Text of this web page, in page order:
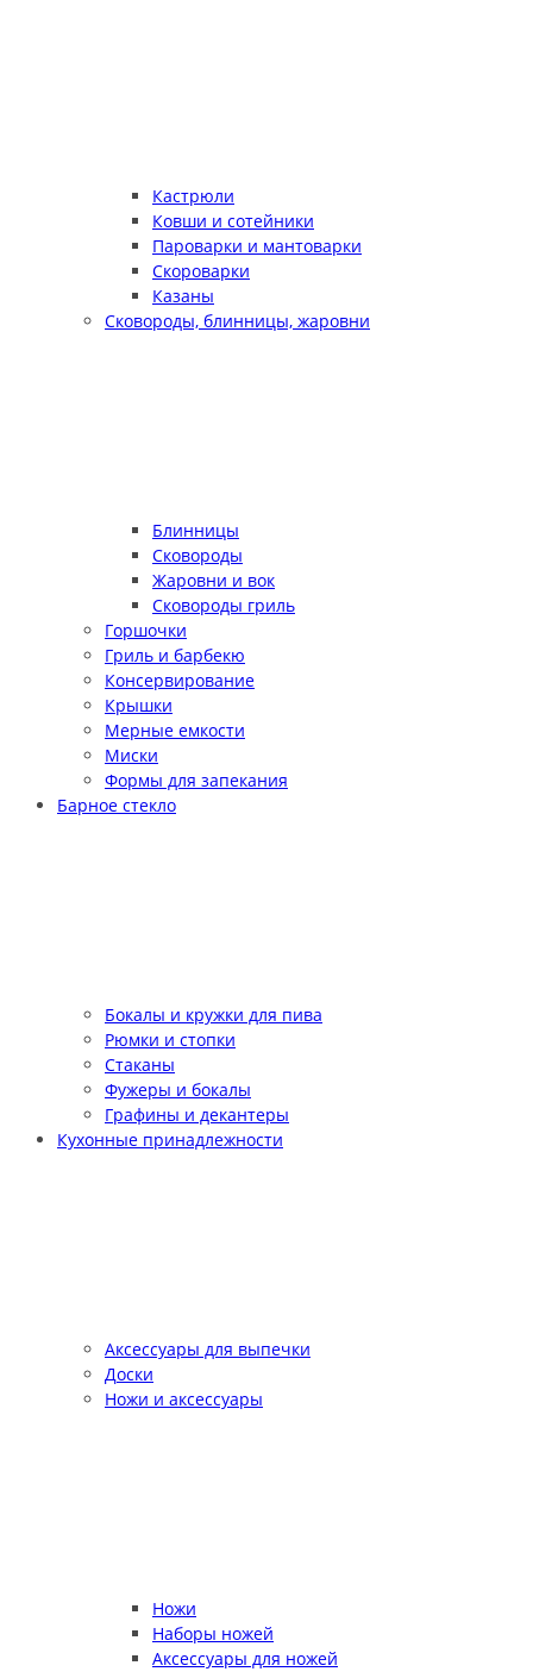
Кастрюли
Ковши и сотейники
Пароварки и мантоварки
Скороварки
Казаны
Сковороды, блинницы, жаровни
Блинницы
Сковороды
Жаровни и вок
Сковороды гриль
Горшочки
Гриль и барбекю
Консервирование
Крышки
Мерные емкости
Миски
Формы для запекания
Барное стекло
Бокалы и кружки для пива
Рюмки и стопки
Стаканы
Фужеры и бокалы
Графины и декантеры
Кухонные принадлежности
Аксессуары для выпечки
Доски
Ножи и аксессуары
Ножи
Наборы ножей
Аксессуары для ножей